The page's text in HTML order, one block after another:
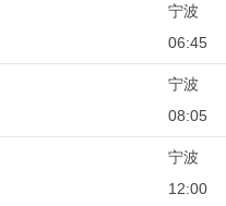
宁波
06:45
宁波
08:05
宁波
12:00